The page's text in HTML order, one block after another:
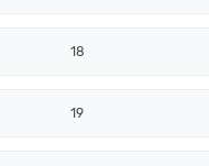
18
19